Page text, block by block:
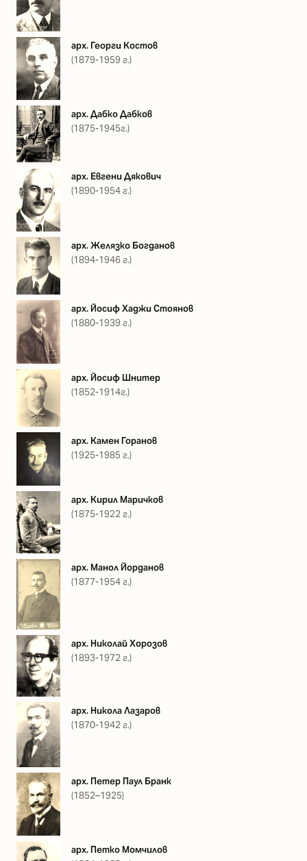
арх. Георги Костов
(1879-1959 г.)
арх. Дабко Дабков
(1875-1945г.)
арх. Евгени Дякович
(1890-1954 г.)
арх. Желязко Богданов
(1894-1946 г.)
арх. Йосиф Хаджи Стоянов
(1880-1939 г.)
арх. Йосиф Шнитер
(1852-1914г.)
арх. Камен Горанов
(1925-1985 г.)
арх. Кирил Маричков
(1875-1922 г.)
арх. Манол Йорданов
(1877-1954 г.)
арх. Николай Хорозов
(1893-1972 г.)
арх. Никола Лазаров
(1870-1942 г.)
арх. Петер Паул Бранк
(1852–1925)
арх. Петко Момчилов